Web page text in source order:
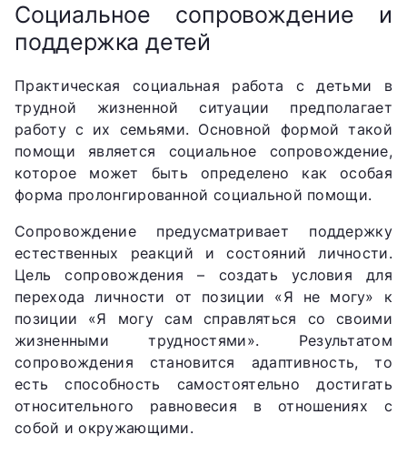
Социальное сопровождение и
поддержка детей
Практическая социальная работа с детьми в
трудной жизненной ситуации предполагает
работу с их семьями. Основной формой такой
помощи является социальное сопровождение,
которое может быть определено как особая
форма пролонгированной социальной помощи.
Сопровождение предусматривает поддержку
естественных реакций и состояний личности.
Цель сопровождения – создать условия для
перехода личности от позиции «Я не могу» к
позиции «Я могу сам справляться со своими
жизненными трудностями». Результатом
сопровождения становится адаптивность, то
есть способность самостоятельно достигать
относительного равновесия в отношениях с
собой и окружающими.